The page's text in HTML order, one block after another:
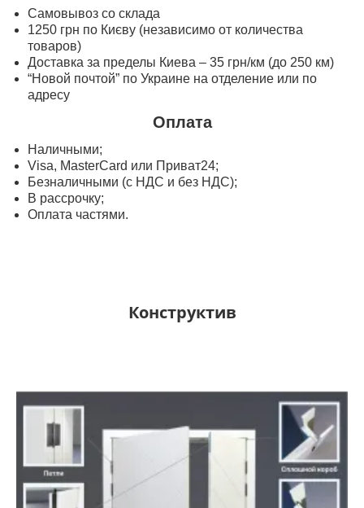
Самовывоз со склада
1250 грн по Києву (независимо от количества
товаров)
Доставка за пределы Киева – 35 грн/км (до 250 км)
“Новой почтой” по Украине на отделение или по
адресу
Оплата
Наличными;
Visa, MasterСard или Приват24;
Безналичными (с НДС и без НДС);
В рассрочку;
Оплата частями.
Конструктив